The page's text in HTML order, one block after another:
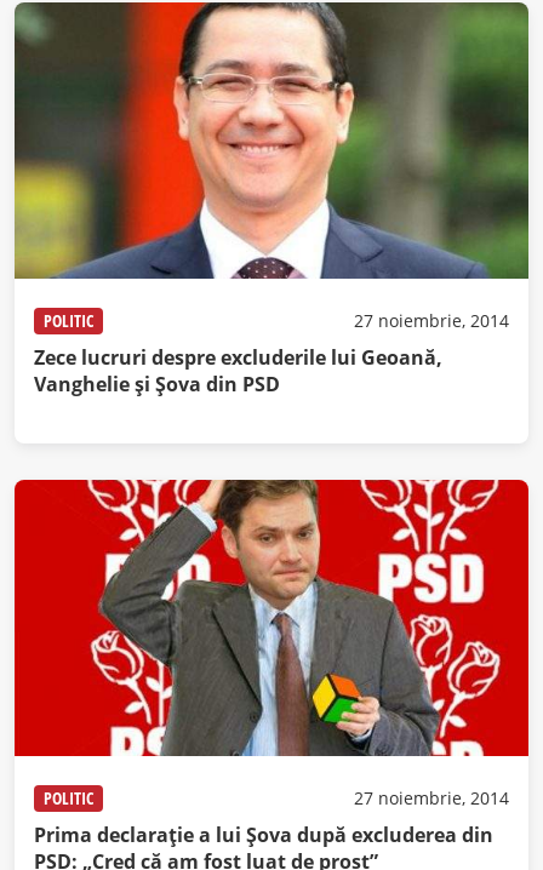
POLITIC 27 noiembrie, 2014
Zece lucruri despre excluderile lui Geoană,
Vanghelie și Șova din PSD
POLITIC 27 noiembrie, 2014
Prima declarație a lui Șova după excluderea din
PSD: „Cred că am fost luat de prost”